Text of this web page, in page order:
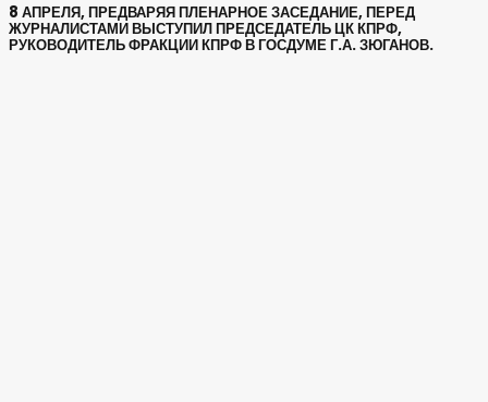
8 АПРЕЛЯ, ПРЕДВАРЯЯ ПЛЕНАРНОЕ ЗАСЕДАНИЕ, ПЕРЕД
ЖУРНАЛИСТАМИ ВЫСТУПИЛ ПРЕДСЕДАТЕЛЬ ЦК КПРФ,
РУКОВОДИТЕЛЬ ФРАКЦИИ КПРФ В ГОСДУМЕ Г.А. ЗЮГАНОВ.